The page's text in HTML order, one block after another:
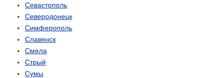
Севастополь
Северодонецк
Симферополь
Славянск
Смела
Стрый
Сумы